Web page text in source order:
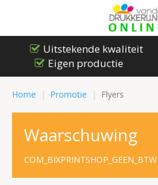
Uitstekende kwaliteit
Eigen productie
Home Promotie Flyers
Waarschuwing
COM_BIXPRINTSHOP_GEEN_BTW